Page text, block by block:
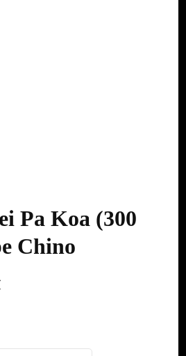
Pa Koa (300
Chino
Rango
desde